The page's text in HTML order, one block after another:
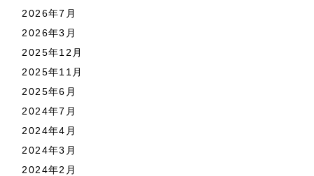
2026年7月
2026年3月
2025年12月
2025年11月
2025年6月
2024年7月
2024年4月
2024年3月
2024年2月